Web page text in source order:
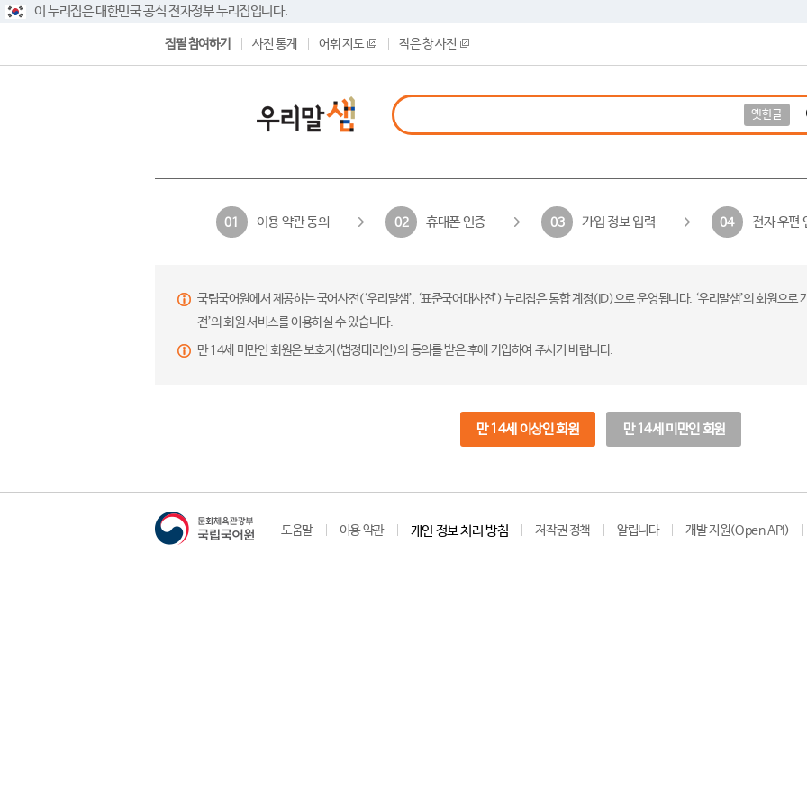
이 누리집은 대한민국 공식 전자정부 누리집입니다.
집필 참여하기 사전 통계 어휘 지도 작은 창 사전
옛한글
01 이용 약관 동의 02 휴대폰 인증 03 가입 정보 입력 04 전자 우편
국립국어원에서 제공하는 국어사전(‘우리말샘’, ‘표준국어대사전’) 누리집은 통합 계정(ID)으로 운영됩니다. ‘우리말샘’의 회원으
전’의 회원 서비스를 이용하실 수 있습니다.
만 14세 미만인 회원은 보호자(법정대리인)의 동의를 받은 후에 가입하여 주시기 바랍니다.
만 14세 이상인 회원 만 14세 미만인 회원
도움말 이용 약관 개인 정보 처리 방침 저작권 정책 알립니다 개발 지원(Open API)